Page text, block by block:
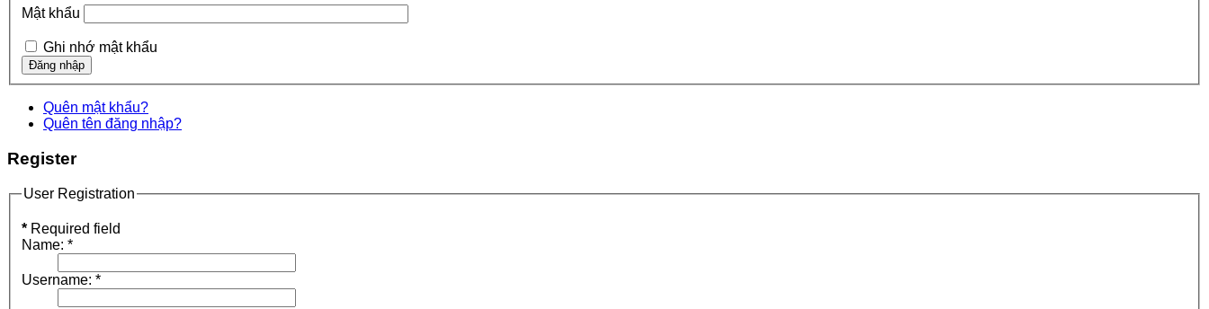
Mật khẩu
Ghi nhớ mật khẩu
Quên mật khẩu?
Quên tên đăng nhập?
Register
User Registration
* Required field
Name: *
Username: *